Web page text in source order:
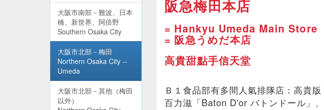
大阪市南部－難波、日本
橋、新世界、阿倍野
Southern Osaka City
大阪市北部－梅田
Northern Osaka City --
Umeda
大阪市北部－其他（梅田
以外）
阪急梅田本店
= Hankyu Umeda Main Store
= 阪急うめだ本店
高貴甜點手信天堂
Ｂ１食品部有多間人氣排隊店：高貴版
百力滋「Baton D'or バトンドール」、